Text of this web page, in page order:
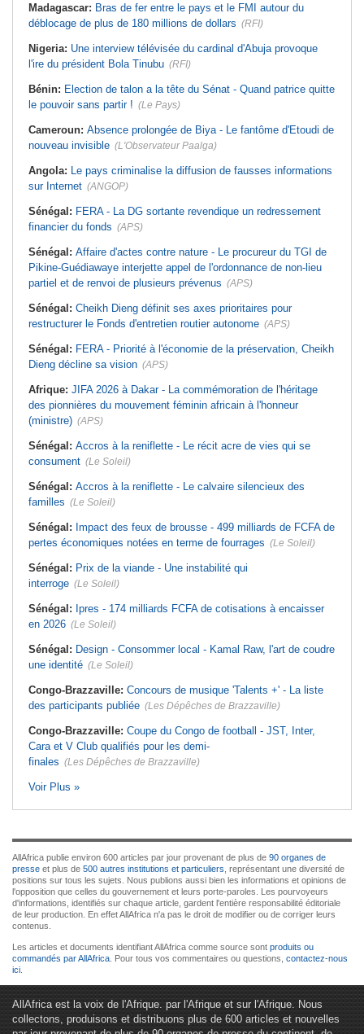
Madagascar: Bras de fer entre le pays et le FMI autour du
déblocage de plus de 180 millions de dollars (RFI)
Nigeria: Une interview télévisée du cardinal d'Abuja provoque
l'ire du président Bola Tinubu (RFI)
Bénin: Election de talon a la tête du Sénat - Quand patrice quitte
le pouvoir sans partir ! (Le Pays)
Cameroun: Absence prolongée de Biya - Le fantôme d'Etoudi de
nouveau invisible (L'Observateur Paalga)
Angola: Le pays criminalise la diffusion de fausses informations
sur Internet (ANGOP)
Sénégal: FERA - La DG sortante revendique un redressement
financier du fonds (APS)
Sénégal: Affaire d'actes contre nature - Le procureur du TGI de
Pikine-Guédiawaye interjette appel de l'ordonnance de non-lieu
partiel et de renvoi de plusieurs prévenus (APS)
Sénégal: Cheikh Dieng définit ses axes prioritaires pour
restructurer le Fonds d'entretien routier autonome (APS)
Sénégal: FERA - Priorité à l'économie de la préservation, Cheikh
Dieng décline sa vision (APS)
Afrique: JIFA 2026 à Dakar - La commémoration de l'héritage
des pionnières du mouvement féminin africain à l'honneur
(ministre) (APS)
Sénégal: Accros à la reniflette - Le récit acre de vies qui se
consument (Le Soleil)
Sénégal: Accros à la reniflette - Le calvaire silencieux des
familles (Le Soleil)
Sénégal: Impact des feux de brousse - 499 milliards de FCFA de
pertes économiques notées en terme de fourrages (Le Soleil)
Sénégal: Prix de la viande - Une instabilité qui
interroge (Le Soleil)
Sénégal: Ipres - 174 milliards FCFA de cotisations à encaisser
en 2026 (Le Soleil)
Sénégal: Design - Consommer local - Kamal Raw, l'art de coudre
une identité (Le Soleil)
Congo-Brazzaville: Concours de musique 'Talents +' - La liste
des participants publiée (Les Dépêches de Brazzaville)
Congo-Brazzaville: Coupe du Congo de football - JST, Inter,
Cara et V Club qualifiés pour les demi-
finales (Les Dépêches de Brazzaville)
Voir Plus »
AllAfrica publie environ 600 articles par jour provenant de plus de 90 organes de
presse et plus de 500 autres institutions et particuliers , représentant une diversité de
positions sur tous les sujets. Nous publions aussi bien les informations et opinions de
l'opposition que celles du gouvernement et leurs porte-paroles. Les pourvoyeurs
d'informations, identifiés sur chaque article, gardent l'entière responsabilité éditoriale
de leur production. En effet AllAfrica n'a pas le droit de modifier ou de corriger leurs
contenus.
Les articles et documents identifiant AllAfrica comme source sont produits ou
commandés par AllAfrica . Pour tous vos commentaires ou questions, contactez-nous
ici
AllAfrica est la voix de l'Afrique. par l'Afrique et sur l'Afrique. Nous
collectons, produisons et distribuons plus de 600 articles et nouvelles